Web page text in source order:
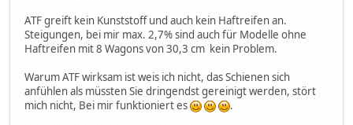
ATF greift kein Kunststoff und auch kein Haftreifen an.
Steigungen, bei mir max. 2,7% sind auch für Modelle ohne
Haftreifen mit 8 Wagons von 30,3 cm kein Problem.
Warum ATF wirksam ist weis ich nicht, das Schienen sich
anfühlen als müssten Sie dringendst gereinigt werden, stört
mich nicht, Bei mir funktioniert es
.